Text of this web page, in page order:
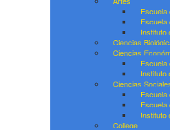
Escuela
Escuela
Instituto
Ciencias
Ciencias
Escuela
Instituto
Ciencias
Escuela
Escuela
Instituto
College